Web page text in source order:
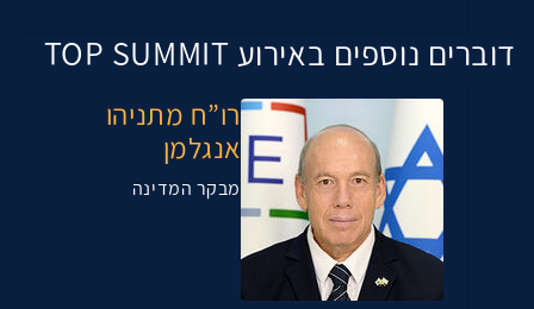
דוברים נוספים באירוע TOP SUMMIT
רו”ח מתניהו
אנגלמן
מבקר המדינה